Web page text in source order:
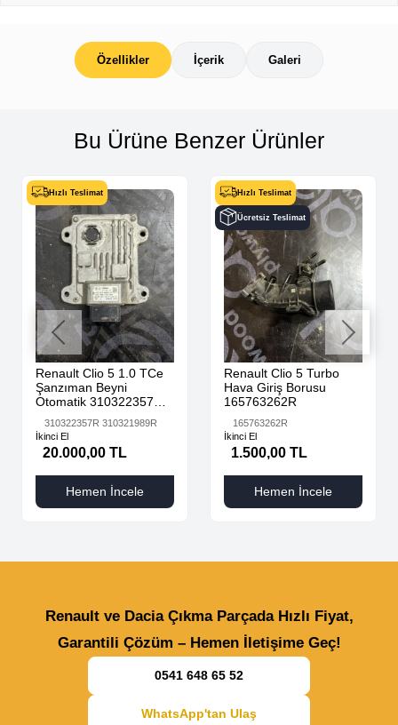
Özellikler İçerik Galeri
Bu Ürüne Benzer Ürünler
Hızlı Teslimat
Renault Clio 5 1.0 TCe
Şanzıman Beyni
Otomatik 310322357R
310322357R 310321989R
İkinci El
20.000,00 TL
Hemen İncele
Hızlı Teslimat
Ücretsiz Teslimat
Renault Clio 5 Turbo
Hava Giriş Borusu
165763262R
165763262R
İkinci El
1.500,00 TL
Hemen İncele
Renault ve Dacia Çıkma Parçada Hızlı Fiyat,
Garantili Çözüm – Hemen İletişime Geç!
0541 648 65 52
WhatsApp'tan Ulaş